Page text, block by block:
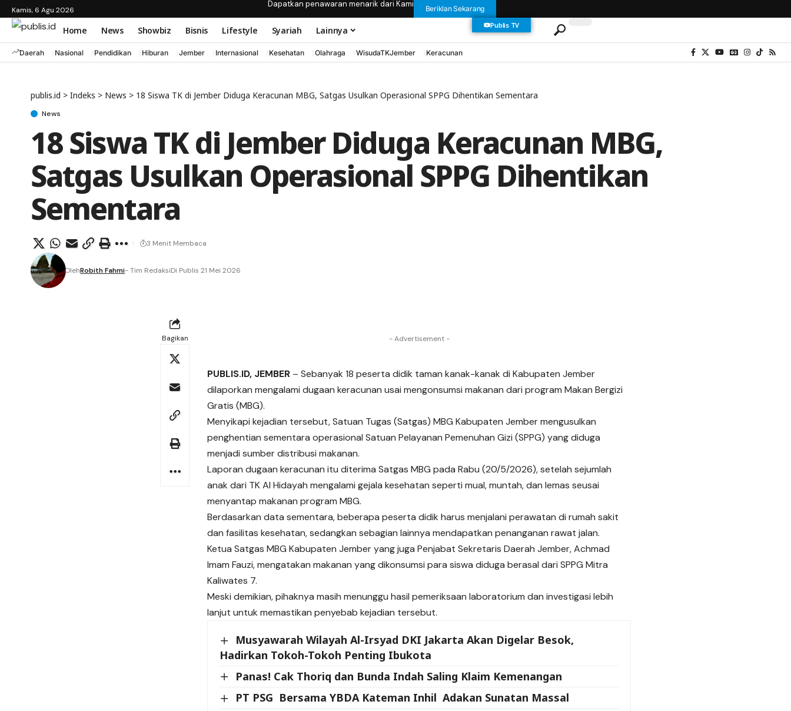
Kamis, 6 Agu 2026
Dapatkan penawaran menarik dari Kami Beriklan Sekarang
Home News Showbiz Bisnis Lifestyle Syariah Lainnya Publis TV
Daerah Nasional Pendidikan Hiburan Jember Internasional Kesehatan Olahraga WisudaTKJember Keracunan
publis.id > Indeks > News > 18 Siswa TK di Jember Diduga Keracunan MBG, Satgas Usulkan Operasional SPPG Dihentikan Sementara
News
18 Siswa TK di Jember Diduga Keracunan MBG,
Satgas Usulkan Operasional SPPG Dihentikan
Sementara
OlehRobith Fahmi- Tim RedaksiDi Publis 21 Mei 2026
3 Menit Membaca
Bagikan - Advertisement -
PUBLIS.ID, JEMBER – Sebanyak 18 peserta didik taman kanak-kanak di Kabupaten Jember
dilaporkan mengalami dugaan keracunan usai mengonsumsi makanan dari program Makan Bergizi
Gratis (MBG).
Menyikapi kejadian tersebut, Satuan Tugas (Satgas) MBG Kabupaten Jember mengusulkan
penghentian sementara operasional Satuan Pelayanan Pemenuhan Gizi (SPPG) yang diduga
menjadi sumber distribusi makanan.
Laporan dugaan keracunan itu diterima Satgas MBG pada Rabu (20/5/2026), setelah sejumlah
anak dari TK Al Hidayah mengalami gejala kesehatan seperti mual, muntah, dan lemas seusai
menyantap makanan program MBG.
Berdasarkan data sementara, beberapa peserta didik harus menjalani perawatan di rumah sakit
dan fasilitas kesehatan, sedangkan sebagian lainnya mendapatkan penanganan rawat jalan.
Ketua Satgas MBG Kabupaten Jember yang juga Penjabat Sekretaris Daerah Jember, Achmad
Imam Fauzi, mengatakan makanan yang dikonsumsi para siswa diduga berasal dari SPPG Mitra
Kaliwates 7.
Meski demikian, pihaknya masih menunggu hasil pemeriksaan laboratorium dan investigasi lebih
lanjut untuk memastikan penyebab kejadian tersebut.
Musyawarah Wilayah Al-Irsyad DKI Jakarta Akan Digelar Besok,
Hadirkan Tokoh-Tokoh Penting Ibukota
Panas! Cak Thoriq dan Bunda Indah Saling Klaim Kemenangan
PT PSG Bersama YBDA Kateman Inhil Adakan Sunatan Massal